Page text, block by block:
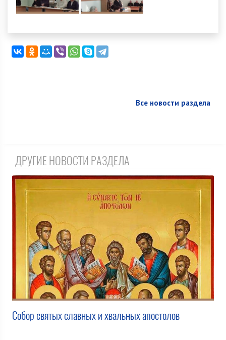
Все новости раздела
ДРУГИЕ НОВОСТИ РАЗДЕЛА
Собор святых славных и хвальных апостолов